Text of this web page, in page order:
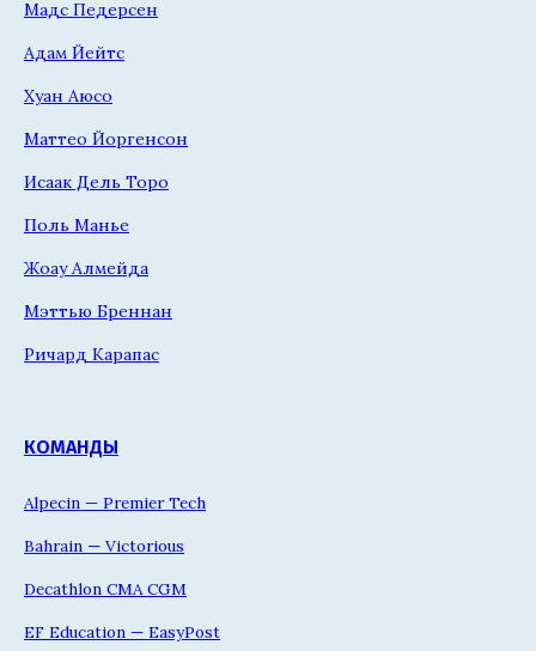
Мадс Педерсен
Адам Йейтс
Хуан Аюсо
Маттео Йоргенсон
Исаак Дель Торо
Поль Манье
Жоау Алмейда
Мэттью Бреннан
Ричард Карапас
КОМАНДЫ
Alpecin — Premier Tech
Bahrain — Victorious
Decathlon CMA CGM
EF Education — EasyPost